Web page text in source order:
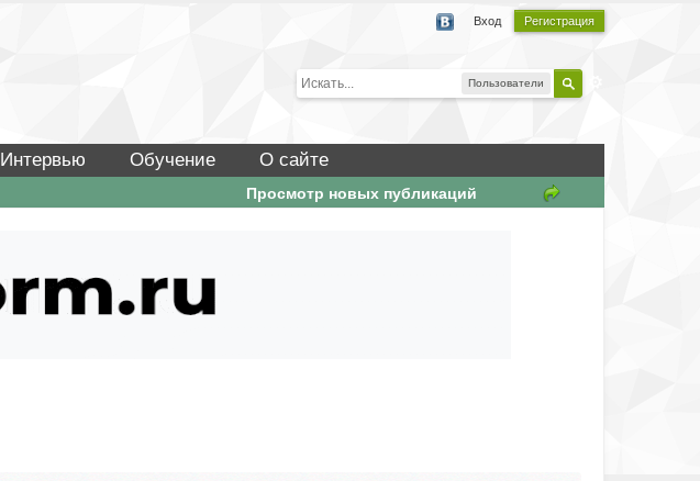
Вход Регистрация
Пользователи
Интервью Обучение О сайте
Просмотр новых публикаций